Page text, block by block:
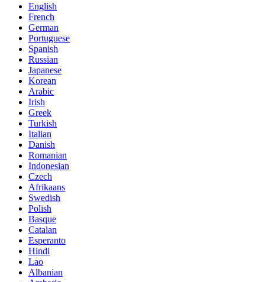
English
French
German
Portuguese
Spanish
Russian
Japanese
Korean
Arabic
Irish
Greek
Turkish
Italian
Danish
Romanian
Indonesian
Czech
Afrikaans
Swedish
Polish
Basque
Catalan
Esperanto
Hindi
Lao
Albanian